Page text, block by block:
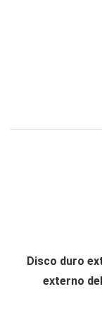
Disco duro
externo